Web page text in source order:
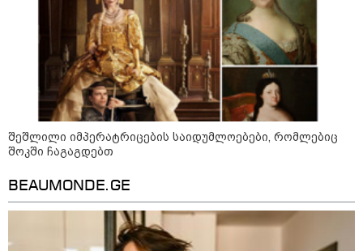
"ჩვენთვის ეს ეგზოტიკაა, ჩვენს
სტუმრებს ასე ვუხსნით - ბევრი
სანთელი, ეგზოტიკა და
რომანტიკული საღამოები" -
შალვა ალავერდაშვილი
ელექტროენერგიის გათიშვებზე
21:08 / 06-08-2026
"არ ვიცი, თუ ვინმე იცის, რასთან
არის დაკავშირებული ნია
წარმოუდგენელი
ფსიქოლოგიური ტერორის ქვეშ
არის" - რას აცხადებს ნია
იმნაძის ადვოკატი?
კატეგორიის ყველა სიახლე
შეშლილი იმპერატრიცების საიდუმლოებები, რომლებიც
შოკში ჩაგაგდებთ
BEAUMONDE.GE